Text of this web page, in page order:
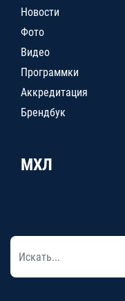
Новости
Фото
Видео
Программки
Аккредитация
Брендбук
МХЛ